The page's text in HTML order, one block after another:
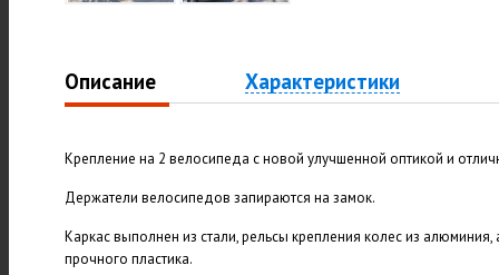
Описание Характеристики
Крепление на 2 велосипеда с новой улучшенной оптикой и
Держатели велосипедов запираются на замок.
Каркас выполнен из стали, рельсы крепления колес из
прочного пластика.